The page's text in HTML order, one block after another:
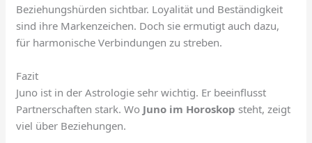
Beziehungshürden sichtbar. Loyalität und Beständigkeit
sind ihre Markenzeichen. Doch sie ermutigt auch dazu,
für harmonische Verbindungen zu streben.
Fazit
Juno ist in der Astrologie sehr wichtig. Er beeinflusst
Partnerschaften stark. Wo Juno im Horoskop steht, zeigt
viel über Beziehungen.